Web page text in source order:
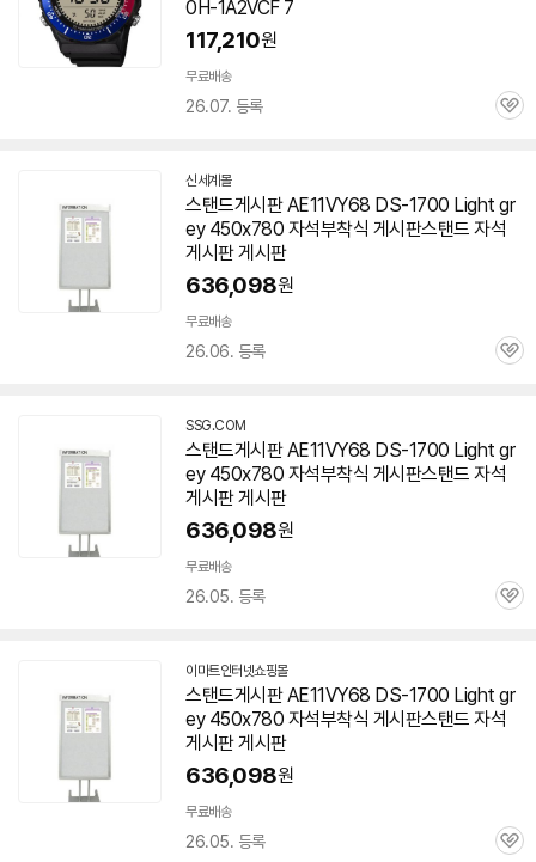
0H-1A2VCF 7
117,210원
무료배송
26.07. 등록
관
신세계몰
스탠드게시판 AE11VY68 DS-1700 Light gr
ey 450x780 자석부착식 게시판스탠드 자석
게시판 게시판
636,098원
무료배송
26.06. 등록
관
SSG.COM
스탠드게시판 AE11VY68 DS-1700 Light gr
ey 450x780 자석부착식 게시판스탠드 자석
게시판 게시판
636,098원
무료배송
26.05. 등록
관
이마트인터넷쇼핑몰
스탠드게시판 AE11VY68 DS-1700 Light gr
ey 450x780 자석부착식 게시판스탠드 자석
게시판 게시판
636,098원
무료배송
26.05. 등록
관